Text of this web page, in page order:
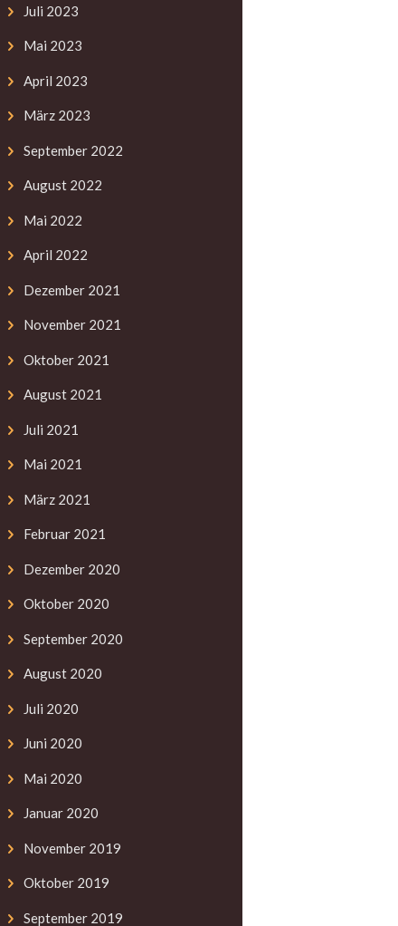
Juli 2023
Mai 2023
April 2023
März 2023
September 2022
August 2022
Mai 2022
April 2022
Dezember 2021
November 2021
Oktober 2021
August 2021
Juli 2021
Mai 2021
März 2021
Februar 2021
Dezember 2020
Oktober 2020
September 2020
August 2020
Juli 2020
Juni 2020
Mai 2020
Januar 2020
November 2019
Oktober 2019
September 2019